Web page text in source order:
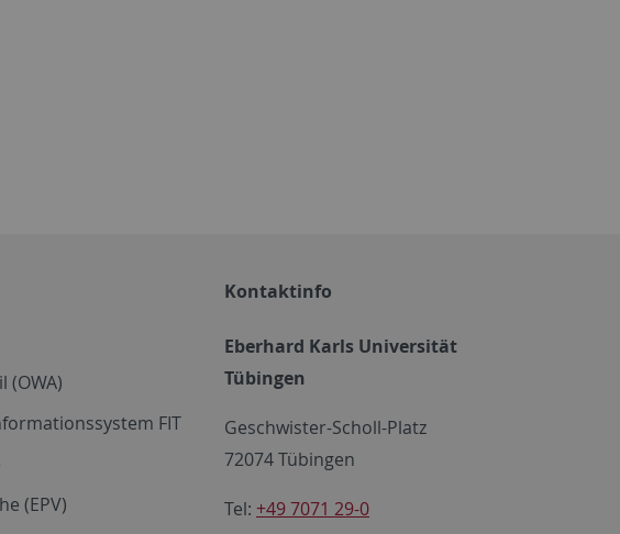
(OWA)
FIT
(EPV)
Kontaktinfo
Eberhard Karls Universität
Tübingen
Geschwister-Scholl-Platz
72074 Tübingen
Tel: +49 7071 29-0